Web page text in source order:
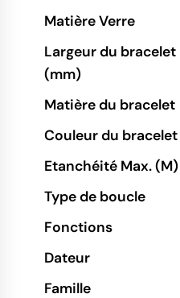
Matière Verre
Largeur du bracelet
(mm)
Matière du bracelet
Couleur du bracelet
Etanchéité Max. (M)
Type de boucle
Fonctions
Dateur
Famille